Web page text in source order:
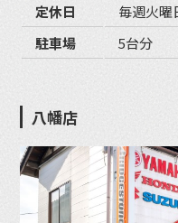
定休日
毎週火曜
駐車場
5台分
八幡店